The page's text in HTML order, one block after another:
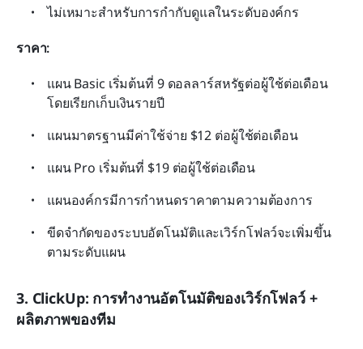
ไม่เหมาะสำหรับการกำกับดูแลในระดับองค์กร
ราคา:
แผน Basic เริ่มต้นที่ 9 ดอลลาร์สหรัฐต่อผู้ใช้ต่อเดือน
โดยเรียกเก็บเงินรายปี
แผนมาตรฐานมีค่าใช้จ่าย $12 ต่อผู้ใช้ต่อเดือน
แผน Pro เริ่มต้นที่ $19 ต่อผู้ใช้ต่อเดือน
แผนองค์กรมีการกำหนดราคาตามความต้องการ
ขีดจำกัดของระบบอัตโนมัติและเวิร์กโฟลว์จะเพิ่มขึ้น
ตามระดับแผน
3. ClickUp: การทำงานอัตโนมัติของเวิร์กโฟลว์ +
ผลิตภาพของทีม